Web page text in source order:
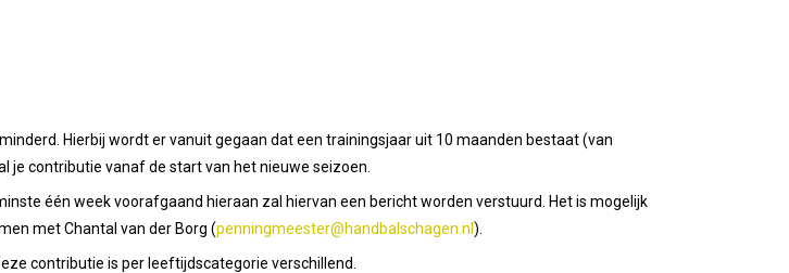
Hierbij wordt er vanuit gegaan dat een trainingsjaar uit 10 maanden bestaat (van
contributie vanaf de start van het nieuwe seizoen.
één week voorafgaand hieraan zal hiervan een bericht worden verstuurd. Het is mogelijk
met Chantal van der Borg (penningmeester@handbalschagen.nl ).
contributie is per leeftijdscategorie verschillend.